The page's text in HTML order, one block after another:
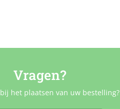
Vragen?
het plaatsen van uw bestelling?